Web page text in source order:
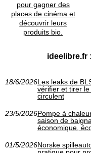
pour gagner des
places de cinéma et
découvrir leurs
produits bio.
ideelibre.fr
18/6/2026Les leaks de
vérifier et tirer
circulent
23/5/2026Pompe à
saison de
économique,
01/5/2026Norske